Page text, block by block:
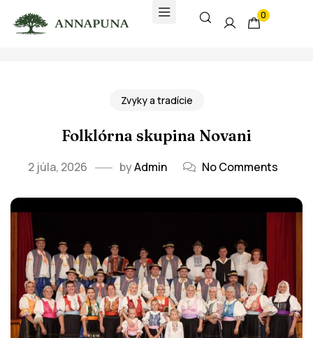
0
Zvyky a tradície
Folklórna skupina Novani
2 júla, 2026 byAdmin No Comments